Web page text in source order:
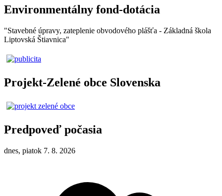
Environmentálny fond-dotácia
"Stavebné úpravy, zateplenie obvodového plášťa - Základná škola
Liptovská Štiavnica"
Projekt-Zelené obce Slovenska
Predpoveď počasia
dnes, piatok 7. 8. 2026